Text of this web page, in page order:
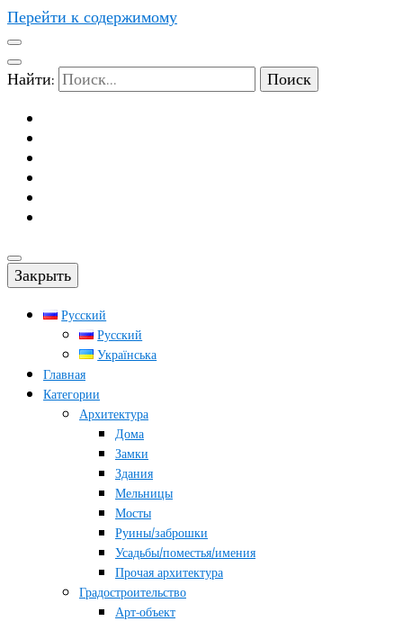
Перейти к содержимому
Найти:
Закрыть
Русский
Русский
Українська
Главная
Категории
Архитектура
Дома
Замки
Здания
Мельницы
Мосты
Руины/заброшки
Усадьбы/поместья/имения
Прочая архитектура
Градостроительство
Арт-объект